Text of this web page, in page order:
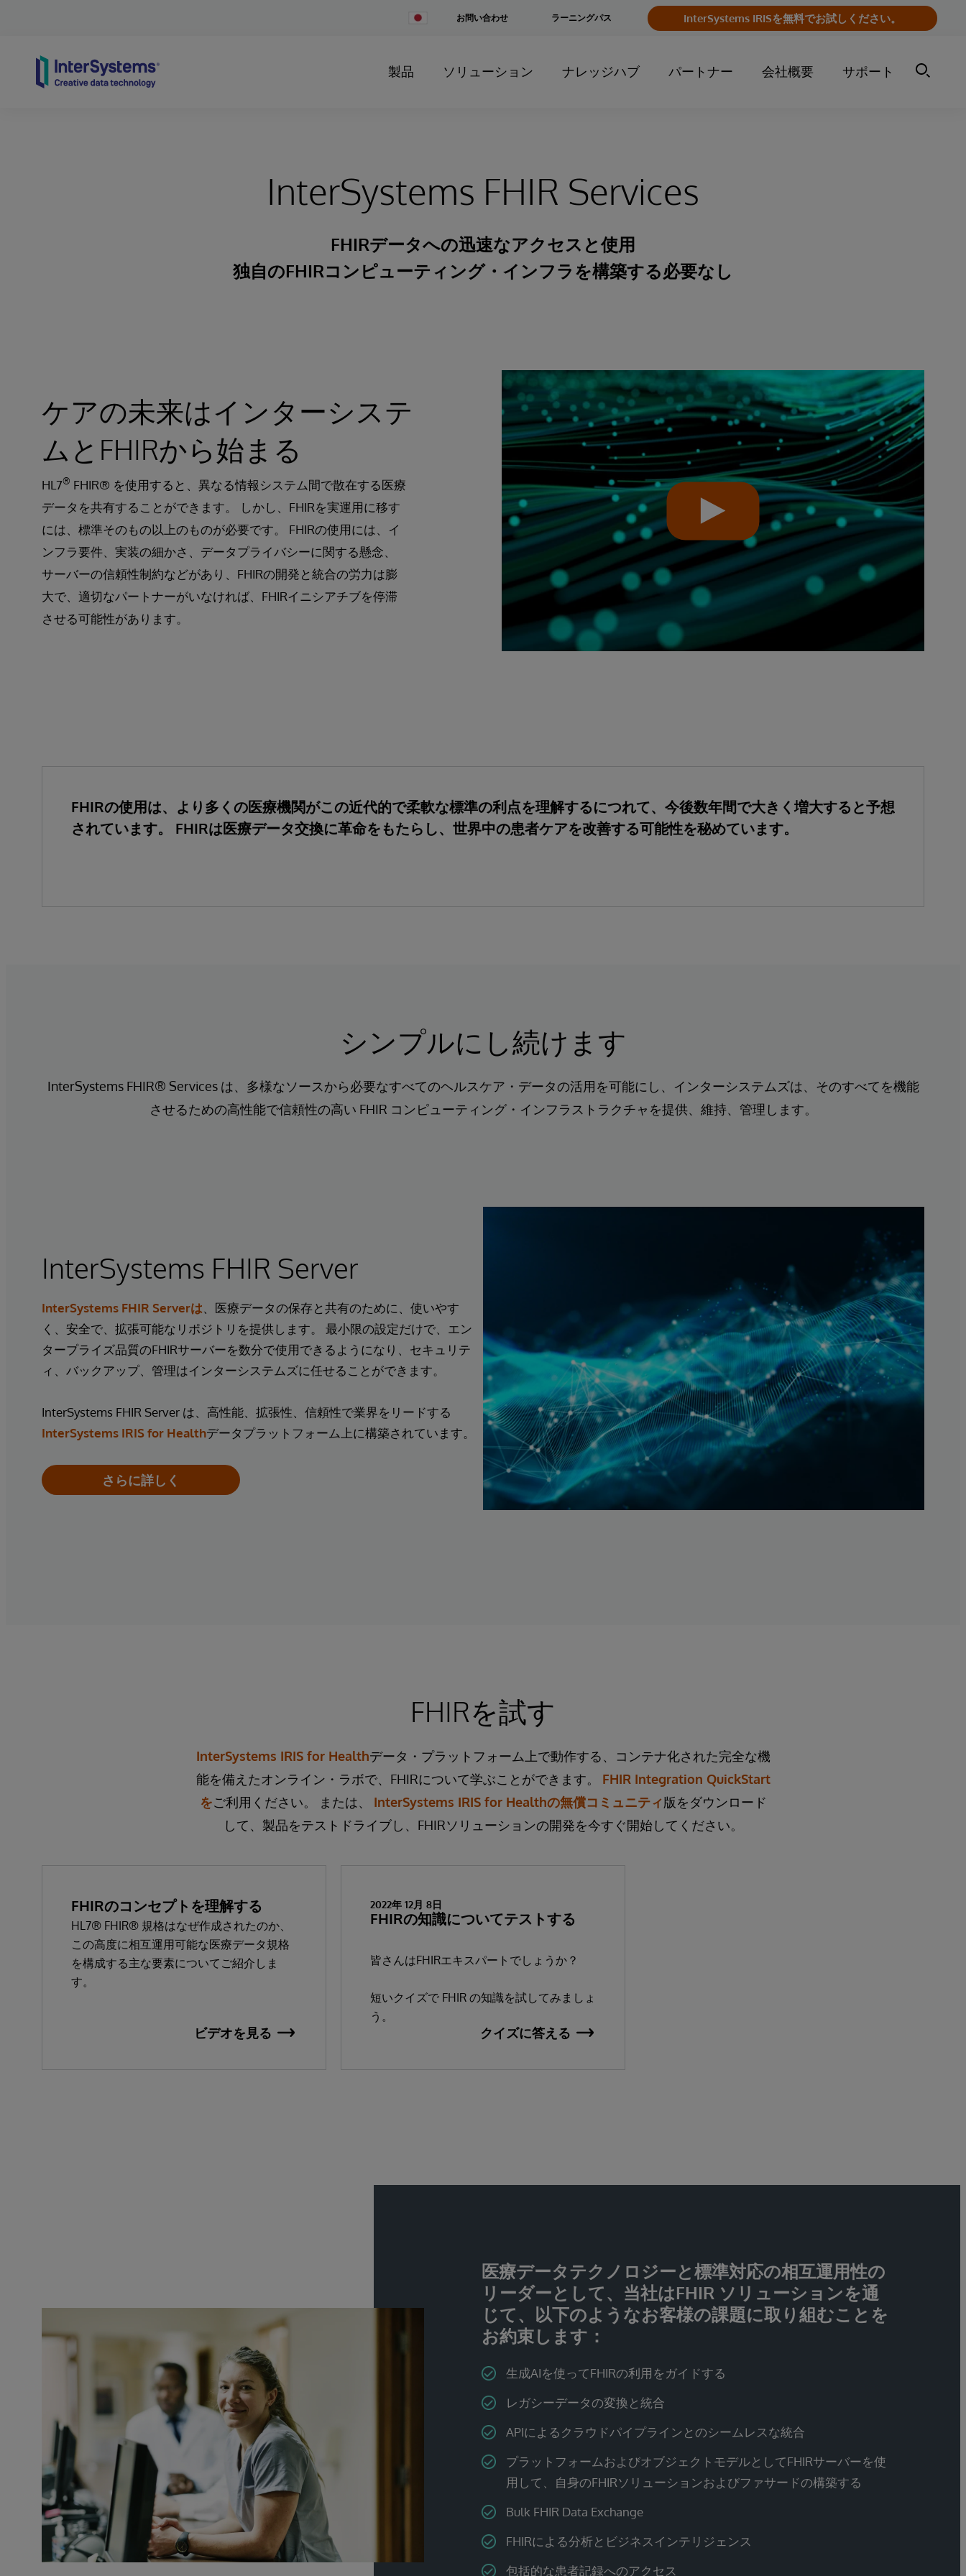
Change
お問い合わせ InterSystems IRISを無料でお試しください。
ラーニングパス
製品 ソリューション ナレッジハブ パートナー 会社概要 サポート
InterSystems FHIR Services
FHIRデータへの迅速なアクセスと使用
独自のFHIRコンピューティング・インフラを構築する必要なし
ケアの未来はインターシステ
ムとFHIRから始まる
HL7® FHIR® を使用すると、異なる情報システム間で散在する医療
データを共有することができます。 しかし、FHIRを実運用に移す
には、標準そのもの以上のものが必要です。 FHIRの使用には、イ
ンフラ要件、実装の細かさ、データプライバシーに関する懸念、
サーバーの信頼性制約などがあり、FHIRの開発と統合の労力は膨
大で、適切なパートナーがいなければ、FHIRイニシアチブを停滞
させる可能性があります。
FHIRの使用は、より多くの医療機関がこの近代的で柔軟な標準の利点を理解するにつれて、今後数年間で大きく増大すると予想
されています。 FHIRは医療データ交換に革命をもたらし、世界中の患者ケアを改善する可能性を秘めています。
シンプルにし続けます
InterSystems FHIR® Services は、多様なソースから必要なすべてのヘルスケア・データの活用を可能にし、インターシステムズは、そのすべてを機能
させるための高性能で信頼性の高い FHIR コンピューティング・インフラストラクチャを提供、維持、管理します。
InterSystems FHIR Server
InterSystems FHIR Serverは 、医療データの保存と共有のために、使いやす
く、安全で、拡張可能なリポジトリを提供します。 最小限の設定だけで、エン
タープライズ品質のFHIRサーバーを数分で使用できるようになり、セキュリテ
ィ、バックアップ、管理はインターシステムズに任せることができます。
InterSystems FHIR Server は、高性能、拡張性、信頼性で業界をリードする
InterSystems IRIS for Healthデータプラットフォーム上に構築されています。
さらに詳しく
FHIRを試す
InterSystems IRIS for Healthデータ・プラットフォーム上で動作する、コンテナ化された完全な機
能を備えたオンライン・ラボで、FHIRについて学ぶことができます。 FHIR Integration QuickStart
をご利用ください。 または、 InterSystems IRIS for Healthの無償コミュニティ版をダウンロード
して、製品をテストドライブし、FHIRソリューションの開発を今すぐ開始してください。
FHIRのコンセプトを理解する
HL7® FHIR® 規格はなぜ作成されたのか、
この高度に相互運用可能な医療データ規格
を構成する主な要素についてご紹介しま
す。
ビデオを見る
2022年 12月 8日
FHIRの知識についてテストする
皆さんはFHIRエキスパートでしょうか？
短いクイズで FHIR の知識を試してみましょ
う。
クイズに答える
医療データテクノロジーと標準対応の相互運用性の
リーダーとして、当社はFHIR ソリューションを通
じて、以下のようなお客様の課題に取り組むことを
お約束します：
生成AIを使ってFHIRの利用をガイドする
レガシーデータの変換と統合
APIによるクラウドパイプラインとのシームレスな統合
プラットフォームおよびオブジェクトモデルとしてFHIRサーバーを使
用して、自身のFHIRソリューションおよびファサードの構築する
Bulk FHIR Data Exchange
FHIRによる分析とビジネスインテリジェンス
包括的な患者記録へのアクセス